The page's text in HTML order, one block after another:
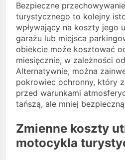
Bezpieczne
turystycznego to kolejny
wpływający na koszty jego
garażu lub miejsca
obiekcie może kosztować
miesięcznie, w zależności
Alternatywnie, można
pokrowiec ochronny, który
przed warunkami
tańszą, ale mniej
Zmienne koszty
motocykla